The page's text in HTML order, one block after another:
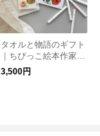
タオルと物語のギフト
｜ちびっこ絵本作家セ
ット（ラッピング・ポ
ストカード付）【送料
3,500円